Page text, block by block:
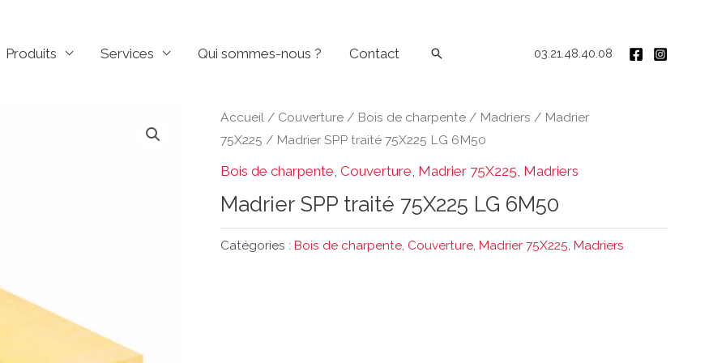
Produits Services Qui sommes-nous ? Contact Rechercher 03.21.48.40.08
Accueil / Couverture / Bois de charpente / Madriers / Madrier
75X225 / Madrier SPP traité 75X225 LG 6M50
Bois de charpente Couverture Madrier 75X225 Madriers
Madrier SPP traité 75X225 LG 6M50
Catégories : Bois de charpente, Couverture, Madrier 75X225, Madriers